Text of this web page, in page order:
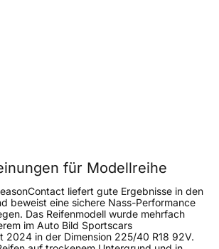
270 km/h
für Modellreihe
liefert gute Ergebnisse in den
beweist eine sichere Nass-Performance
Das Reifenmodell wurde mehrfach
im Auto Bild Sportscars
2024 in der Dimension 225/40 R18 92V.